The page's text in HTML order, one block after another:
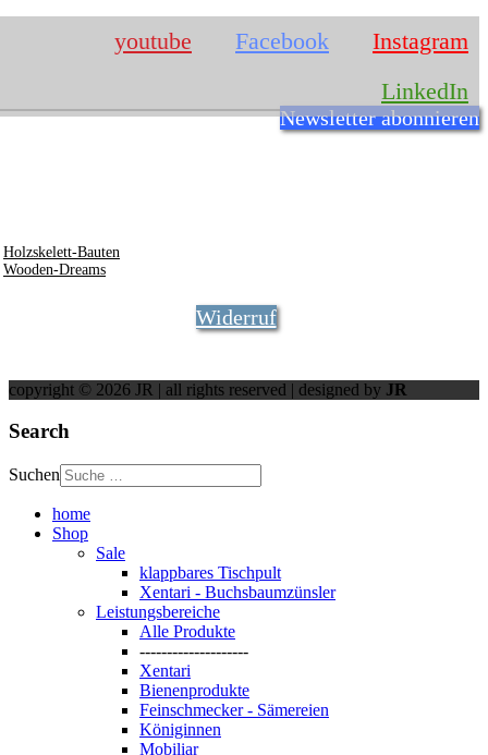
youtube Facebook
Instagram
LinkedIn
Newsletter abonnieren
Holzskelett-Bauten
Wooden-Dreams
Widerruf
copyright © 2026 JR | all rights reserved | designed by JR
Search
Suchen
home
Shop
Sale
klappbares Tischpult
Xentari - Buchsbaumzünsler
Leistungsbereiche
Alle Produkte
--------------------
Xentari
Bienenprodukte
Feinschmecker - Sämereien
Königinnen
Mobiliar